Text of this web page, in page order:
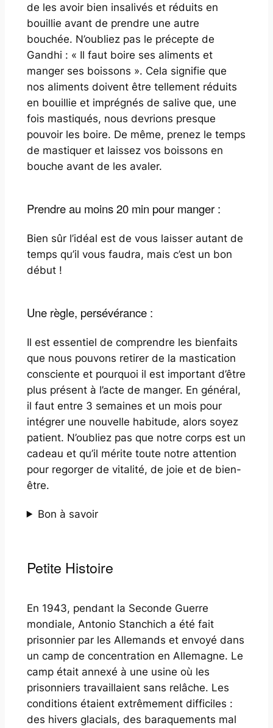
de les avoir bien insalivés et réduits en
bouillie avant de prendre une autre
bouchée. N’oubliez pas le précepte de
Gandhi : « Il faut boire ses aliments et
manger ses boissons ». Cela signifie que
nos aliments doivent être tellement réduits
en bouillie et imprégnés de salive que, une
fois mastiqués, nous devrions presque
pouvoir les boire. De même, prenez le temps
de mastiquer et laissez vos boissons en
bouche avant de les avaler.
Prendre au moins 20 min pour manger :
Bien sûr l’idéal est de vous laisser autant de
temps qu’il vous faudra, mais c’est un bon
début !
Une règle, persévérance :
Il est essentiel de comprendre les bienfaits
que nous pouvons retirer de la mastication
consciente et pourquoi il est important d’être
plus présent à l’acte de manger. En général,
il faut entre 3 semaines et un mois pour
intégrer une nouvelle habitude, alors soyez
patient. N’oubliez pas que notre corps est un
cadeau et qu’il mérite toute notre attention
pour regorger de vitalité, de joie et de bien-
être.
Bon à savoir
Petite Histoire
En 1943, pendant la Seconde Guerre
mondiale, Antonio Stanchich a été fait
prisonnier par les Allemands et envoyé dans
un camp de concentration en Allemagne. Le
camp était annexé à une usine où les
prisonniers travaillaient sans relâche. Les
conditions étaient extrêmement difficiles :
des hivers glacials, des baraquements mal